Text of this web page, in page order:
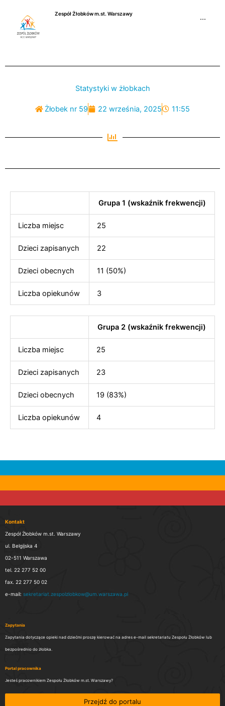
Zespół Żłobków m.st. Warszawy
···
Statystyki w żłobkach
Żłobek nr 59 22 września, 2025 11:55
Grupa 1 (wskaźnik frekwencji)
Liczba miejsc 25
Dzieci zapisanych 22
Dzieci obecnych 11 (50%)
Liczba opiekunów 3
Grupa 2 (wskaźnik frekwencji)
Liczba miejsc 25
Dzieci zapisanych 23
Dzieci obecnych 19 (83%)
Liczba opiekunów 4
Kontakt
Zespół Żłobków m.st. Warszawy
ul. Belgijska 4
02-511 Warszawa
tel. 22 277 52 00
fax. 22 277 50 02
e-mail: sekretariat.zespolzlobkow@um.warszawa.pl
Zapytania
Zapytania dotyczące opieki nad dziećmi proszę kierować na adres e-mail sekretariatu Zespołu Żłobków lub
bezpośrednio do żłobka.
Portal pracownika
Jesteś pracownikiem Zespołu Żłobków m.st. Warszawy?
Przejdź do portalu